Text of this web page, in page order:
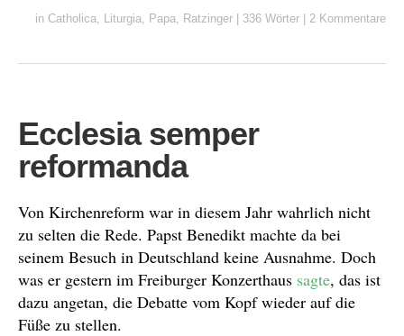
in Catholica, Liturgia, Papa, Ratzinger 336 Wörter 2 Kommentare
Ecclesia semper
reformanda
Von Kirchenreform war in diesem Jahr wahrlich nicht
zu selten die Rede. Papst Benedikt machte da bei
seinem Besuch in Deutschland keine Ausnahme. Doch
was er gestern im Freiburger Konzerthaus sagte, das ist
dazu angetan, die Debatte vom Kopf wieder auf die
Füße zu stellen.